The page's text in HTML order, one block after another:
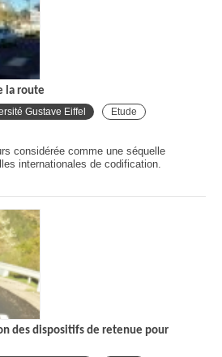
la route
Gustave Eiffel
Etude
considérée comme une séquelle
internationales de codification.
des dispositifs de retenue pour